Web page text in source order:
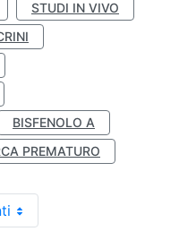
STUDI IN VIVO
BISFENOLO A
PREMATURO